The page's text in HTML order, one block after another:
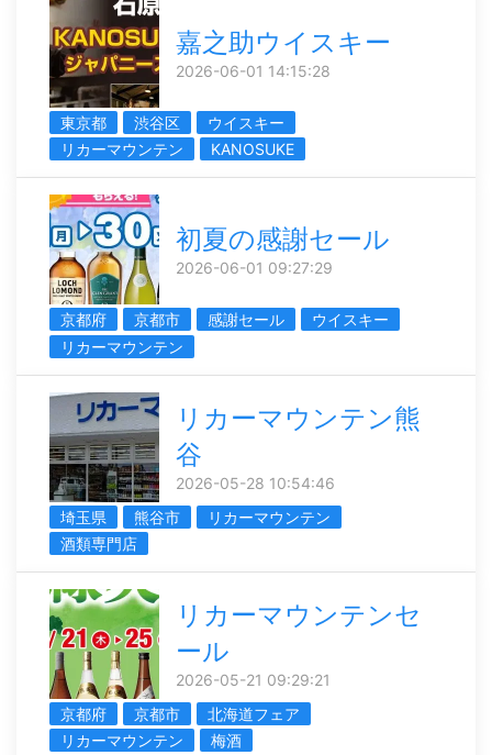
嘉之助ウイスキー
2026-06-01 14:15:28
東京都 渋谷区
ウイスキー
リカーマウンテン
KANOSUKE
初夏の感謝セール
2026-06-01 09:27:29
京都府 京都市 感謝セール
ウイスキー
リカーマウンテン
リカーマウンテン熊
谷
2026-05-28 10:54:46
埼玉県
熊谷市
リカーマウンテン
酒類専門店
リカーマウンテンセ
ール
2026-05-21 09:29:21
京都府
京都市
北海道フェア
リカーマウンテン
梅酒